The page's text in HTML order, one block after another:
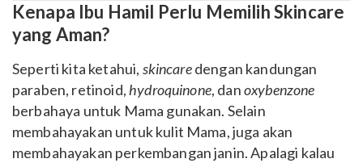
Kenapa Ibu Hamil Perlu Memilih Skincare
yang Aman?
Seperti kita ketahui, skincaredengan kandungan
paraben, retinoid, hydroquinone, danoxybenzone
berbahaya untuk Mama gunakan. Selain
membahayakan untuk kulit Mama, juga akan
membahayakan perkembangan janin. Apalagi kalau